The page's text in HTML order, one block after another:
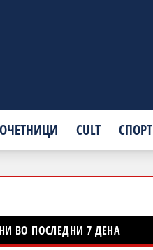
CULT СПОРТ
ВО ПОСЛЕДНИ 7 ДЕНА